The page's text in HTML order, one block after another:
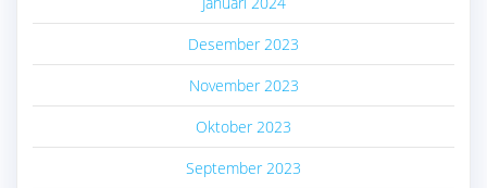
Desember 2023
November 2023
Oktober 2023
September 2023